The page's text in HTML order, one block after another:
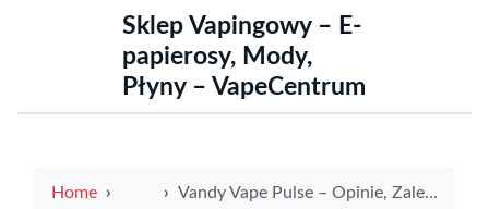
Sklep Vapingowy – E-
papierosy, Mody,
Płyny – VapeCentrum
Home
Vandy Vape Pulse – Opinie, Zalety i Dlaczego Warto Zainteresować się Tym Modelem